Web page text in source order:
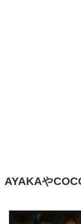
AYAKAや